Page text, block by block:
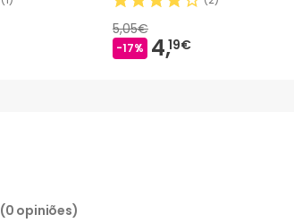
5,05€
-17% 4,19€
(0 opiniões)